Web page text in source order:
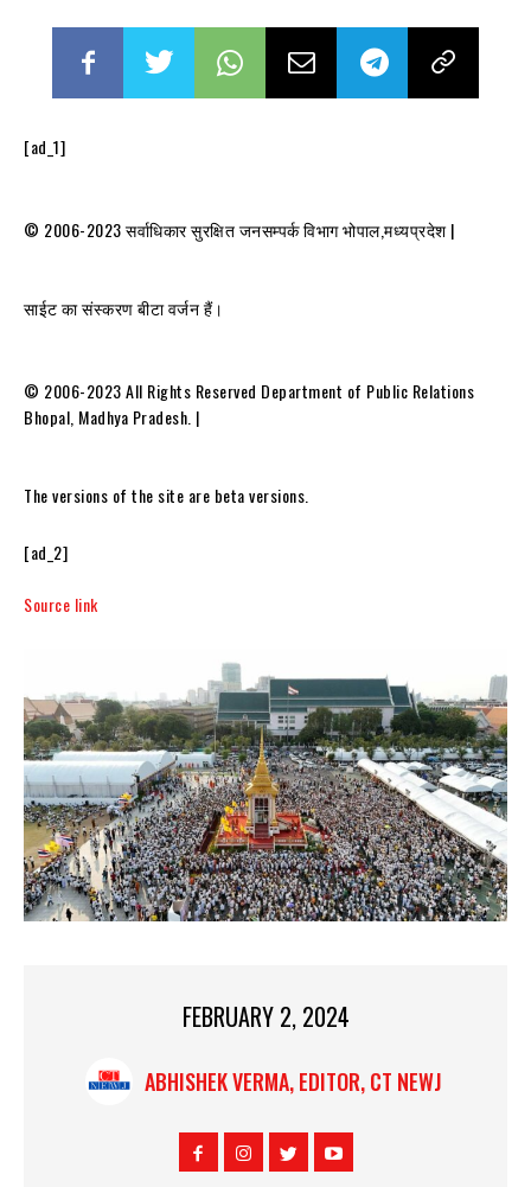
[ad_1]
© 2006-2023 सर्वाधिकार सुरक्षित जनसम्पर्क विभाग भोपाल,मध्यप्रदेश |
साईट का संस्करण बीटा वर्जन हैं।
© 2006-2023 All Rights Reserved Department of Public Relations
Bhopal, Madhya Pradesh. |
The versions of the site are beta versions.
[ad_2]
Source link
FEBRUARY 2, 2024
ABHISHEK VERMA, EDITOR, CT NEWJ